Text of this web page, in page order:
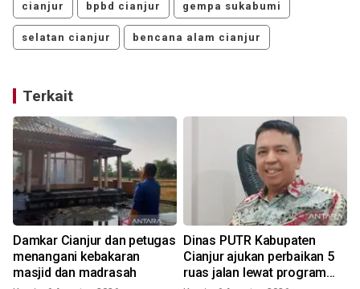
cianjur bpbd cianjur gempa sukabumi
selatan cianjur bencana alam cianjur
Terkait
Damkar Cianjur dan petugas
menangani kebakaran
masjid dan madrasah
Dinas PUTR Kabupaten
Cianjur ajukan perbaikan 5
ruas jalan lewat program